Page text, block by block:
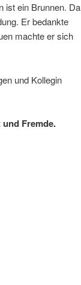
ist ein Brunnen. Da
Er bedankte
machte er sich
und Kollegin
Fremde.